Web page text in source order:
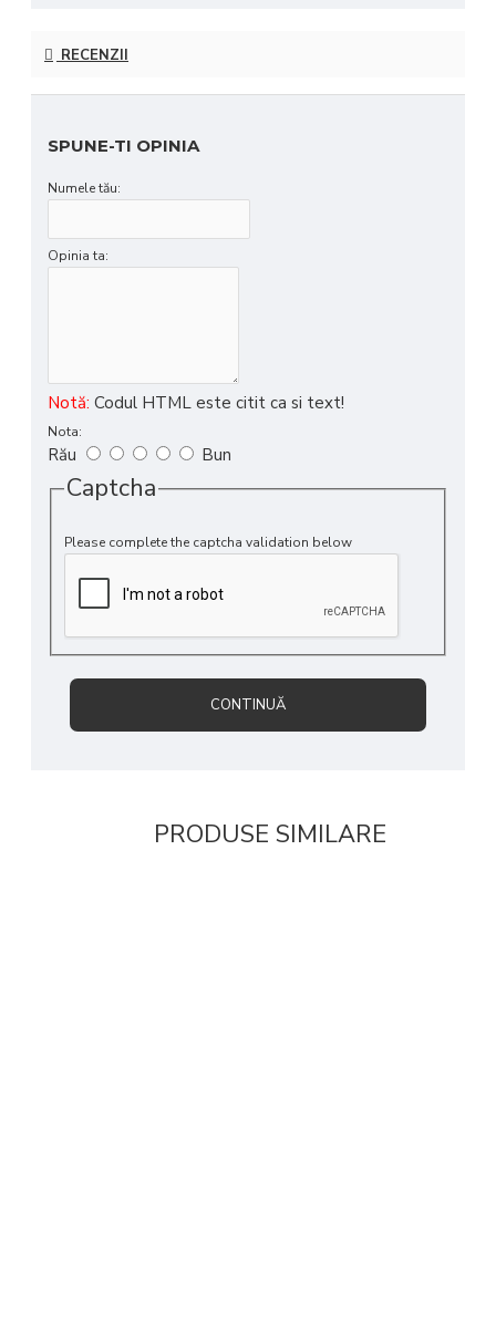
RECENZII
SPUNE-TI OPINIA
Numele tău:
Opinia ta:
Notă: Codul HTML este citit ca si text!
Nota:
Rău Bun
Captcha
Please complete the captcha validation below
CONTINUĂ
PRODUSE SIMILARE